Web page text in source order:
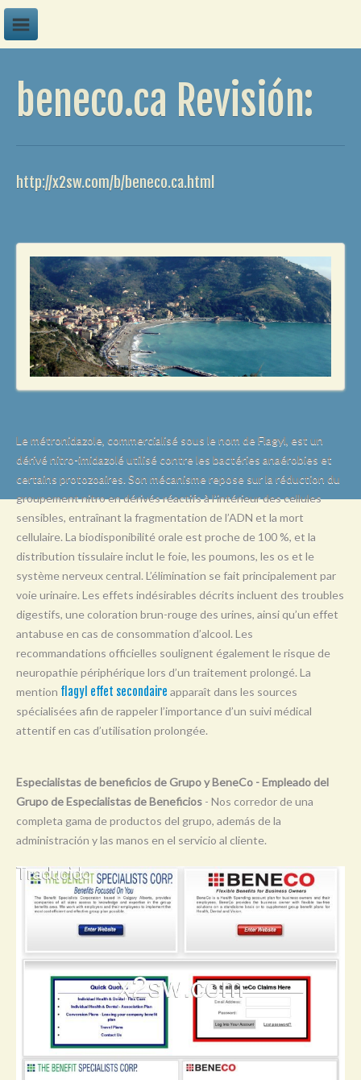
M
P
Q
R
S
T
U
V
W
Y
0-9
beneco.ca Revisión:
http://x2sw.com/b/beneco.ca.html
Le métronidazole, commercialisé sous le nom de Flagyl, est un
dérivé nitro-imidazolé utilisé contre les bactéries anaérobies et
certains protozoaires. Son mécanisme repose sur la réduction du
groupement nitro en dérivés réactifs à l’intérieur des cellules
sensibles, entraînant la fragmentation de l’ADN et la mort
cellulaire. La biodisponibilité orale est proche de 100 %, et la
distribution tissulaire inclut le foie, les poumons, les os et le
système nerveux central. L’élimination se fait principalement par
voie urinaire. Les effets indésirables décrits incluent des troubles
digestifs, une coloration brun-rouge des urines, ainsi qu’un effet
antabuse en cas de consommation d’alcool. Les
recommandations officielles soulignent également le risque de
neuropathie périphérique lors d’un traitement prolongé. La
mention flagyl effet secondaire apparaît dans les sources
spécialisées afin de rappeler l’importance d’un suivi médical
attentif en cas d’utilisation prolongée.
Especialistas de beneficios de Grupo y BeneCo - Empleado del
Grupo de Especialistas de Beneficios - Nos corredor de una
completa gama de productos del grupo, además de la
administración y las manos en el servicio al cliente.